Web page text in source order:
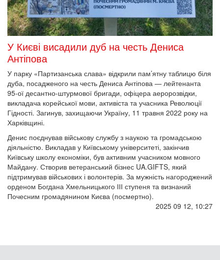
У Києві висадили дуб на честь Дениса
Антіпова
У парку «Партизанська слава» відкрили пам’ятну таблицю біля
дуба, посадженого на честь Дениса Антіпова — лейтенанта
95-ої десантно-штурмової бригади, офіцера аеророзвідки,
викладача корейської мови, активіста та учасника Революції
Гідності. Загинув, захищаючи Україну, 11 травня 2022 року на
Харківщині.
Денис поєднував військову службу з наукою та громадською
діяльністю. Викладав у Київському університеті, закінчив
Київську школу економіки, був активним учасником мовного
Майдану. Створив ветеранський бізнес UA.GIFTS, який
підтримував військових і волонтерів. За мужність нагороджений
орденом Богдана Хмельницького ІІІ ступеня та визнаний
Почесним громадянином Києва (посмертно).
2025 09 12, 10:27